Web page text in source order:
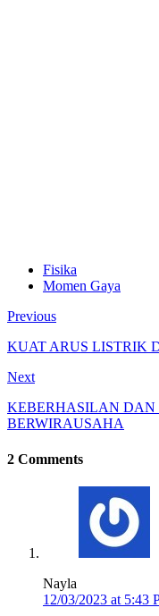
Fisika
Momen Gaya
Previous
KUAT ARUS LISTRIK
Next
KEBERHASILAN
BERWIRAUSAHA
2 Comments
Nayla
12/03/2023 at 5:43